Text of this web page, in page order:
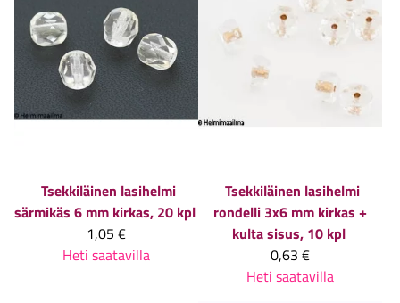
Tsekkiläinen lasihelmi
särmikäs 6 mm kirkas, 20 kpl
1,05 €
Heti saatavilla
Tsekkiläinen lasihelmi
rondelli 3x6 mm kirkas +
kulta sisus, 10 kpl
0,63 €
Heti saatavilla